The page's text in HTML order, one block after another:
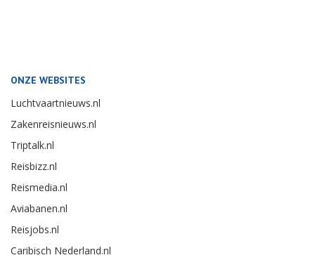
ONZE WEBSITES
Luchtvaartnieuws.nl
Zakenreisnieuws.nl
Triptalk.nl
Reisbizz.nl
Reismedia.nl
Aviabanen.nl
Reisjobs.nl
Caribisch Nederland.nl